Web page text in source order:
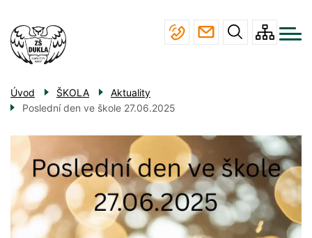
hlavnímu
obsahu
navigace
STUDIUM
ÚŘEDNÍ DESKA
Úvod ŠKOLA
Aktuality
Poslední den ve škole 27.06.2025